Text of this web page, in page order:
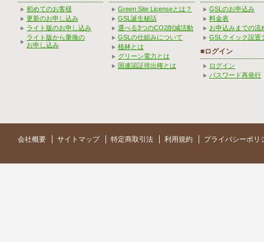
初めてのお客様
更新のお申し込み
ライト版のお申し込み
ライト版から乗換の
お申し込み
Green Site Licenseとは？
GSL誕生秘話
選べる3つのCO2削減活動
GSLの仕組みについて
植林とは
グリーン電力とは
国連認証排出権とは
GSLのお申込み
料金表
お申込みまでの流
GSLクイック設置
■ログイン
ログイン
パスワード再発行
会社概要 サイトマップ 特定商取引法 利用規約 プライバシーポリ